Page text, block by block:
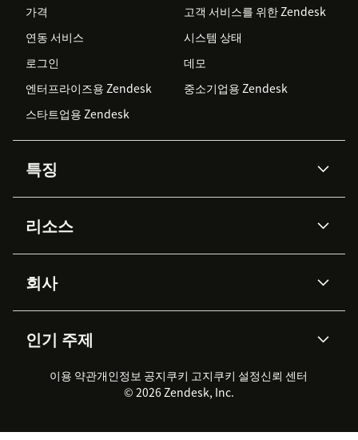
가격
고객 서비스를 위한 Zendesk
연동 서비스
시스템 상태
로그인
데모
엔터프라이즈용 Zendesk
중소기업용 Zendesk
스타트업용 Zendesk
특징
Zendesk AI
Advanced Data Privacy &
Protection
지식창고
워크포스 관리
실시간 채팅
클라이언트 포털
리소스
API & 개발자
AI 리서치
이벤트 & 웨비나
고객 사례
회사
채용 정보
지속 가능성 보고서
Zendesk Foundation
법적 정보
인기 주제
2026 CX 트렌드
제품 업데이트
고객 서비스 소프트웨어
헬프 데스크 통합 티켓 관리 소
이용 약관개인정보 공지쿠키 고지쿠키 설정신뢰 센터
© 2026 Zendesk, Inc.